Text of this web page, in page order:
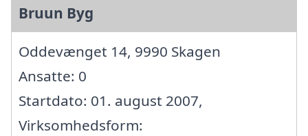
Bruun Byg
Oddevænget 14, 9990 Skagen
Ansatte: 0
Startdato: 01. august 2007,
Virksomhedsform: